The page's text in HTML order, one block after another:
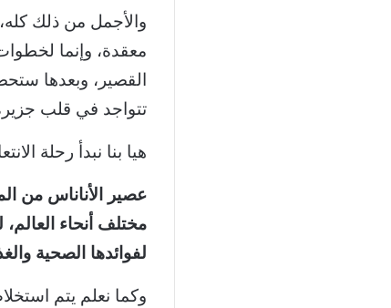
والأجمل من ذلك
معقدة، وإنما
القصير، وبعدها
تتواجد في قلب
هيا بنا نبدأ رحلة
عصير الأناناس من
مختلف أنحاء
لفوائدها الصحية
وكما نعلم يتم